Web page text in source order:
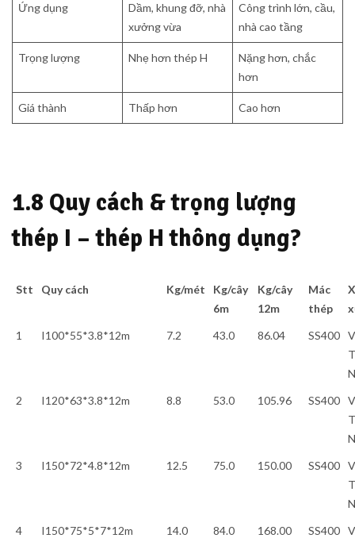
Ứng dụng
Dầm, khung đỡ, nhà
xưởng vừa
Công trình lớn, cầu,
nhà cao tầng
Trọng lượng Nhẹ hơn thép H
Nặng hơn, chắc
hơn
Giá thành Thấp hơn Cao hơn
1.8 Quy cách & trọng lượng
thép I – thép H thông dụng?
Stt Quy cách Kg/mét
Kg/cây
6m
Kg/cây
12m
Mác
thép
1
I100*55*3.8*12m 7.2 43.0 86.04 SS400
2
I120*63*3.8*12m 8.8 53.0 105.96 SS400
3
I150*72*4.8*12m 12.5 75.0 150.00 SS400
4
I150*75*5*7*12m 14.0 84.0 168.00 SS400